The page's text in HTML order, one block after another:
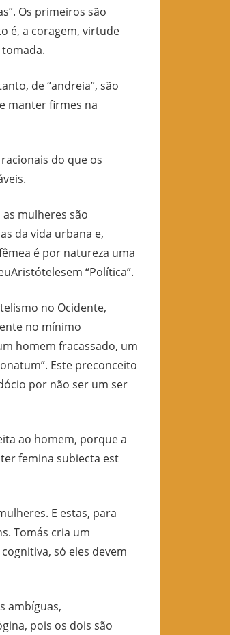
Os primeiros são
é, a coragem, virtude
de “andreia”, são
manter firmes na
do que os
mulheres são
da vida urbana e,
é por natureza uma
“Política”.
no Ocidente,
no mínimo
homem fracassado, um
Este preconceito
por não ser um ser
ao homem, porque a
femina subiecta est
E estas, para
Tomás cria um
só eles devem
ambíguas,
pois os dois são